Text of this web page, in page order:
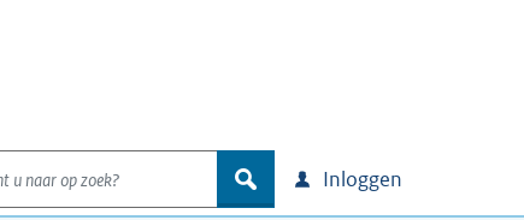
u naar op zoek?
zoek Inloggen